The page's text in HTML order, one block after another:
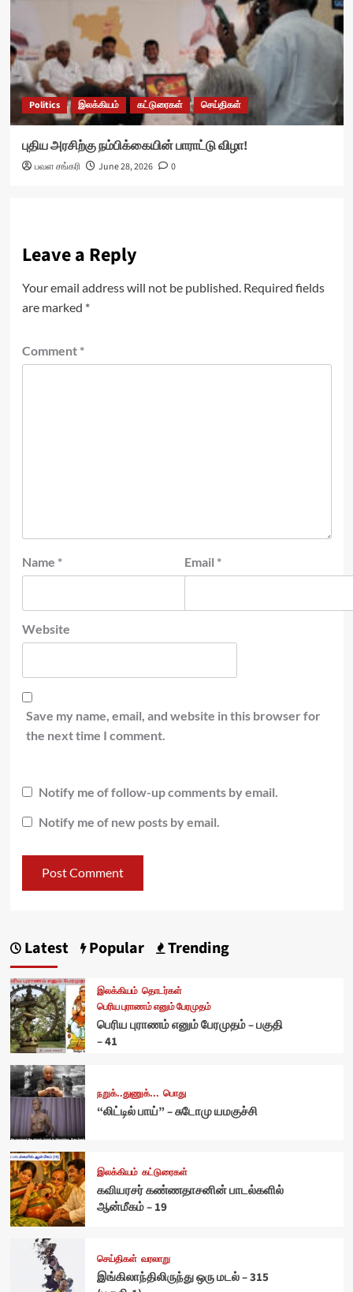
Politics இலக்கியம் கட்டுரைகள் செய்திகள்
புதிய அரசிற்கு நம்பிக்கையின் பாராட்டு விழா!
பவள சங்கரி June 28, 2026 0
Leave a Reply
Your email address will not be published. Required fields
are marked *
Comment *
Name * Email *
Website
Save my name, email, and website in this browser for
the next time I comment.
Notify me of follow-up comments by email.
Notify me of new posts by email.
Latest Popular Trending
இலக்கியம் தொடர்கள்
பெரிய புராணம் எனும் பேரமுதம்
பெரிய புராணம் எனும் பேரமுதம் – பகுதி
– 41
நறுக்..துணுக்... பொது
“லிட்டில் பாய்” – சுடோமு யமகுச்சி
இலக்கியம் கட்டுரைகள்
கவியரசர் கண்ணதாசனின் பாடல்களில்
ஆன்மீகம் – 19
செய்திகள் வரலாறு
இங்கிலாந்திலிருந்து ஒரு மடல் – 315